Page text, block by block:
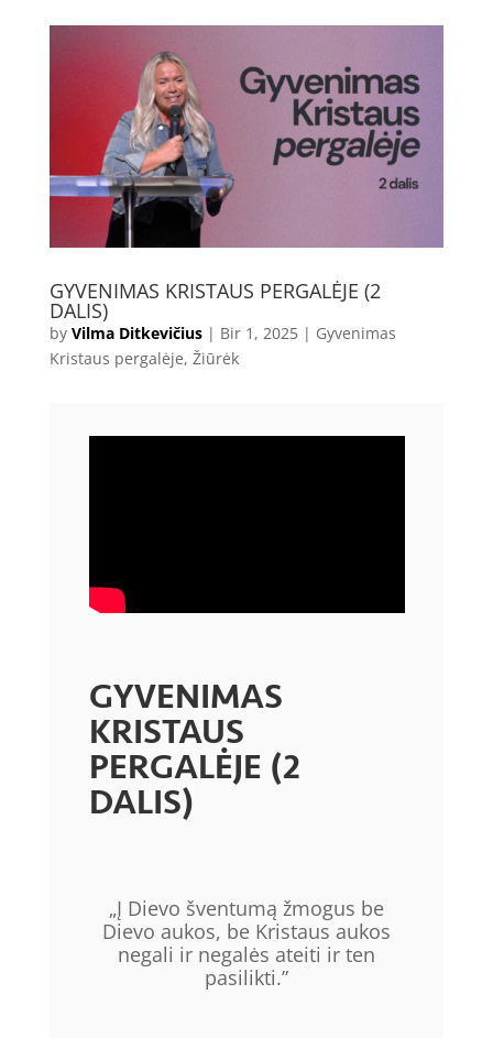
GYVENIMAS KRISTAUS PERGALĖJE (2
DALIS)
by Vilma Ditkevičius| Bir 1, 2025| Gyvenimas
Kristaus pergalėje, Žiūrėk
GYVENIMAS
KRISTAUS
PERGALĖJE (2
DALIS)
„Į Dievo šventumą žmogus be
Dievo aukos, be Kristaus aukos
negali ir negalės ateiti ir ten
pasilikti.”